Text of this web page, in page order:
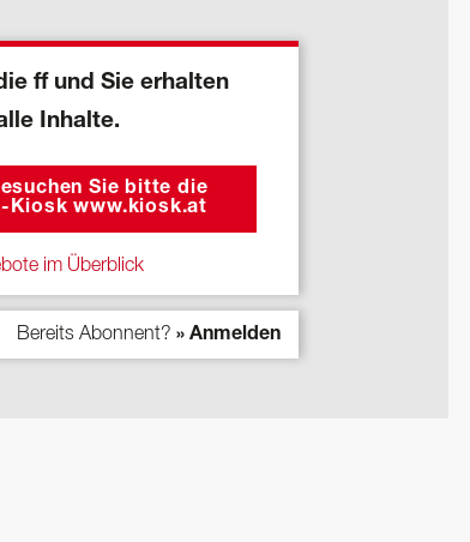
ff und Sie erhalten
Inhalte.
Sie bitte die
Kiosk www.kiosk.at
im Überblick
Bereits Abonnent? » Anmelden